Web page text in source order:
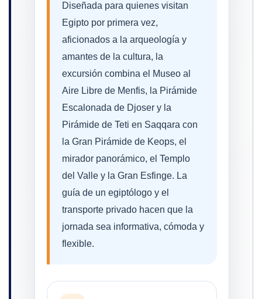
Diseñada para quienes visitan
Egipto por primera vez,
aficionados a la arqueología y
amantes de la cultura, la
excursión combina el Museo al
Aire Libre de Menfis, la Pirámide
Escalonada de Djoser y la
Pirámide de Teti en Saqqara con
la Gran Pirámide de Keops, el
mirador panorámico, el Templo
del Valle y la Gran Esfinge. La
guía de un egiptólogo y el
transporte privado hacen que la
jornada sea informativa, cómoda y
flexible.